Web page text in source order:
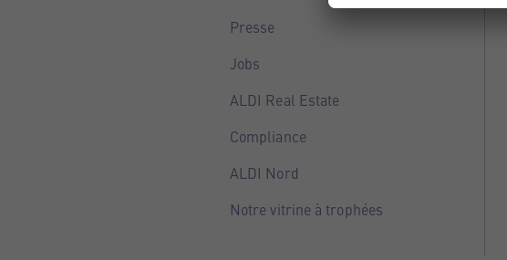
Presse
Jobs
ALDI Real Estate
Compliance
ALDI Nord
Notre vitrine à trophées